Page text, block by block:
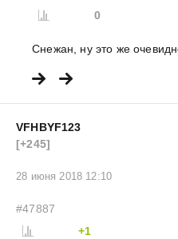
0
Снежан, ну это же
VFHBYF123
[+245]
28 июня 2018 12:10
#47887
+1